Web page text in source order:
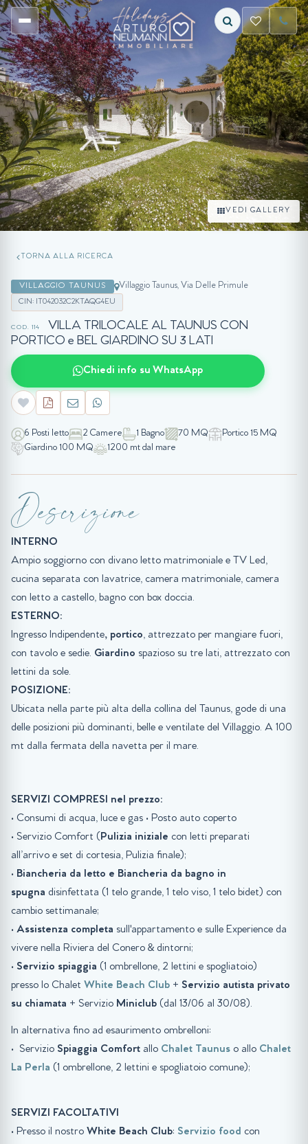
VEDI GALLERY
TORNA ALLA RICERCA
VILLAGGIO TAUNUS Villaggio Taunus, Via Delle Primule
CIN: IT042032C2KTAQG4EU
COD. 114
VILLA TRILOCALE AL TAUNUS CON
PORTICO e BEL GIARDINO SU 3 LATI
Chiedi info su WhatsApp
6 Posti letto 2 Camere 1 Bagno 70 MQ
Portico 15 MQ
Giardino 100 MQ
1200 mt dal mare
Descrizione
INTERNO
Ampio soggiorno con divano letto matrimoniale e TV Led,
cucina separata con lavatrice, camera matrimoniale, camera
con letto a castello, bagno con box doccia.
ESTERNO:
Ingresso Indipendente, portico, attrezzato per mangiare fuori,
con tavolo e sedie. Giardino spazioso su tre lati, attrezzato con
lettini da sole.
POSIZIONE:
Ubicata nella parte più alta della collina del Taunus, gode di una
delle posizioni più dominanti, belle e ventilate del Villaggio. A 100
mt dalla fermata della navetta per il mare.
SERVIZI COMPRESI nel prezzo:
• Consumi di acqua, luce e gas • Posto auto coperto
• Servizio Comfort (Pulizia iniziale con letti preparati
all’arrivo e set di cortesia, Pulizia finale);
• Biancheria da letto e Biancheria da bagno in
spugna disinfettata (1 telo grande, 1 telo viso, 1 telo bidet) con
cambio settimanale;
• Assistenza completa sull'appartamento e sulle Experience da
vivere nella Riviera del Conero & dintorni;
• Servizio spiaggia (1 ombrellone, 2 lettini e spogliatoio)
presso lo Chalet White Beach Club + Servizio autista privato
su chiamata + Servizio Miniclub (dal 13/06 al 30/08).
In alternativa fino ad esaurimento ombrelloni:
• Servizio Spiaggia Comfort allo Chalet Taunus o allo Chalet
La Perla (1 ombrellone, 2 lettini e spogliatoio comune);
SERVIZI FACOLTATIVI
• Presso il nostro White Beach Club: Servizio food con